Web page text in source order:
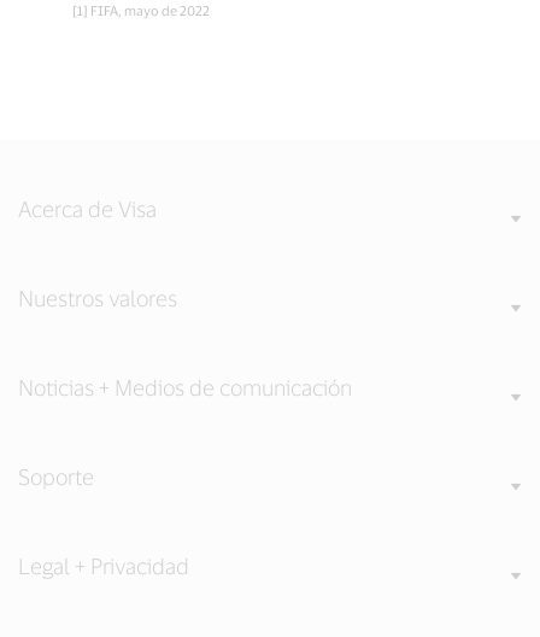
[1] FIFA, mayo de 2022
Acerca de Visa
Nuestros valores
Noticias + Medios de comunicación
Soporte
Legal + Privacidad